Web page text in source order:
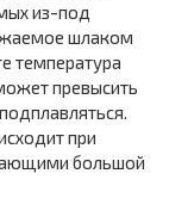
из-под
шлаком
температура
превысить
при
большой